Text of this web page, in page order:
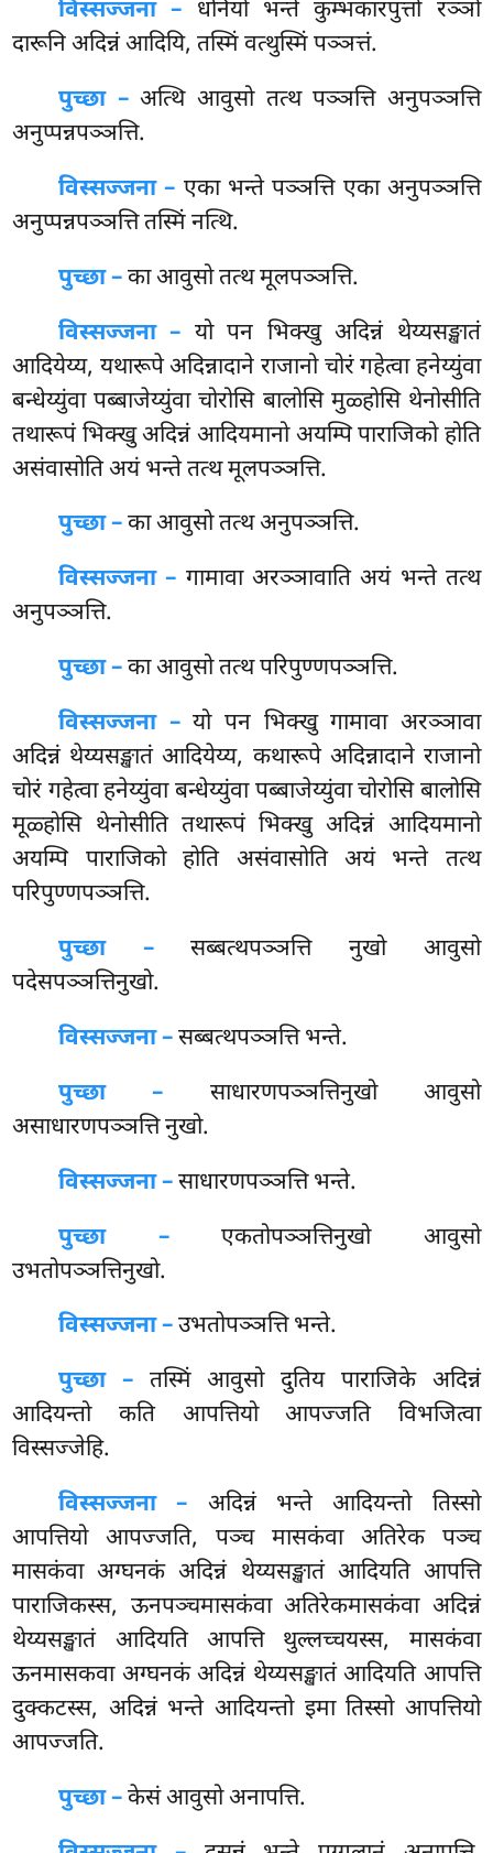
विस्सज्जना – धनियो भन्ते कुम्भकारपुत्तो रञ्ञो
दारूनि अदिन्नं आदियि, तस्मिं वत्थुस्मिं पञ्ञत्तं.
पुच्छा –अत्थि आवुसो तत्थ पञ्ञत्ति अनुपञ्ञत्ति
अनुप्पन्नपञ्ञत्ति.
विस्सज्जना – एका भन्ते पञ्ञत्ति एका अनुपञ्ञत्ति
अनुप्पन्नपञ्ञत्ति तस्मिं नत्थि.
पुच्छा –का आवुसो तत्थ मूलपञ्ञत्ति.
विस्सज्जना – यो पन भिक्खु अदिन्नं थेय्यसङ्खातं
आदियेय्य, यथारूपे अदिन्नादाने राजानो चोरं गहेत्वा हनेय्युंवा
बन्धेय्युंवा पब्बाजेय्युंवा चोरोसि बालोसि मुळ्होसि थेनोसीति
तथारूपं भिक्खु अदिन्नं आदियमानो अयम्पि पाराजिको होति
असंवासोति अयं भन्ते तत्थ मूलपञ्ञत्ति.
पुच्छा –काआवुसो तत्थ अनुपञ्ञत्ति.
विस्सज्जना – गामावा अरञ्ञावाति अयं भन्ते तत्थ
अनुपञ्ञत्ति.
पुच्छा –का आवुसो तत्थ परिपुण्णपञ्ञत्ति.
विस्सज्जना –यो पन भिक्खु गामावा अरञ्ञावा
अदिन्नं थेय्यसङ्खातं आदियेय्य, कथारूपे अदिन्नादाने राजानो
चोरं गहेत्वा हनेय्युंवा बन्धेय्युंवा पब्बाजेय्युंवा चोरोसि बालोसि
मूळ्होसि थेनोसीति तथारूपं भिक्खु अदिन्नं आदियमानो
अयम्पि पाराजिको होति असंवासोति अयं भन्ते तत्थ
परिपुण्णपञ्ञत्ति.
पुच्छा –सब्बत्थपञ्ञत्तिनुखो आवुसो
पदेसपञ्ञत्तिनुखो.
विस्सज्जना –सब्बत्थपञ्ञत्ति भन्ते.
पुच्छा – साधारणपञ्ञत्तिनुखो आवुसो
असाधारणपञ्ञत्ति नुखो.
विस्सज्जना –साधारणपञ्ञत्ति भन्ते.
पुच्छा –एकतोपञ्ञत्तिनुखो आवुसो
उभतोपञ्ञत्तिनुखो.
विस्सज्जना –उभतोपञ्ञत्ति भन्ते.
पुच्छा –तस्मिंआवुसो दुतिय पाराजिके अदिन्नं
आदियन्तो कति आपत्तियो आपज्जति विभजित्वा
विस्सज्जेहि.
विस्सज्जना – अदिन्नं भन्ते आदियन्तो तिस्सो
आपत्तियो आपज्जति, पञ्च मासकंवा अतिरेक पञ्च
मासकंवा अग्घनकं अदिन्नं थेय्यसङ्खातं आदियति आपत्ति
पाराजिकस्स, ऊनपञ्चमासकंवा अतिरेकमासकंवा अदिन्नं
थेय्यसङ्खातं आदियति आपत्ति थुल्लच्चयस्स, मासकंवा
ऊनमासकवा अग्घनकं अदिन्नं थेय्यसङ्खातं आदियति आपत्ति
दुक्कटस्स, अदिन्नं भन्ते आदियन्तो इमा तिस्सो आपत्तियो
आपज्जति.
पुच्छा –केसंआवुसो अनापत्ति.